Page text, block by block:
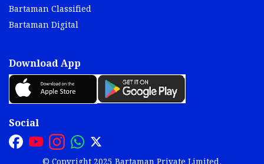
Bartaman Classified
Bartaman Digital
Download App
Social